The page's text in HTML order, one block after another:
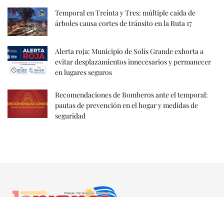
Temporal en Treinta y Tres: múltiple caída de
árboles causa cortes de tránsito en la Ruta 17
Alerta roja: Municipio de Solís Grande exhorta a
evitar desplazamientos innecesarios y permanecer
en lugares seguros
Recomendaciones de Bomberos ante el temporal:
pautas de prevención en el hogar y medidas de
seguridad